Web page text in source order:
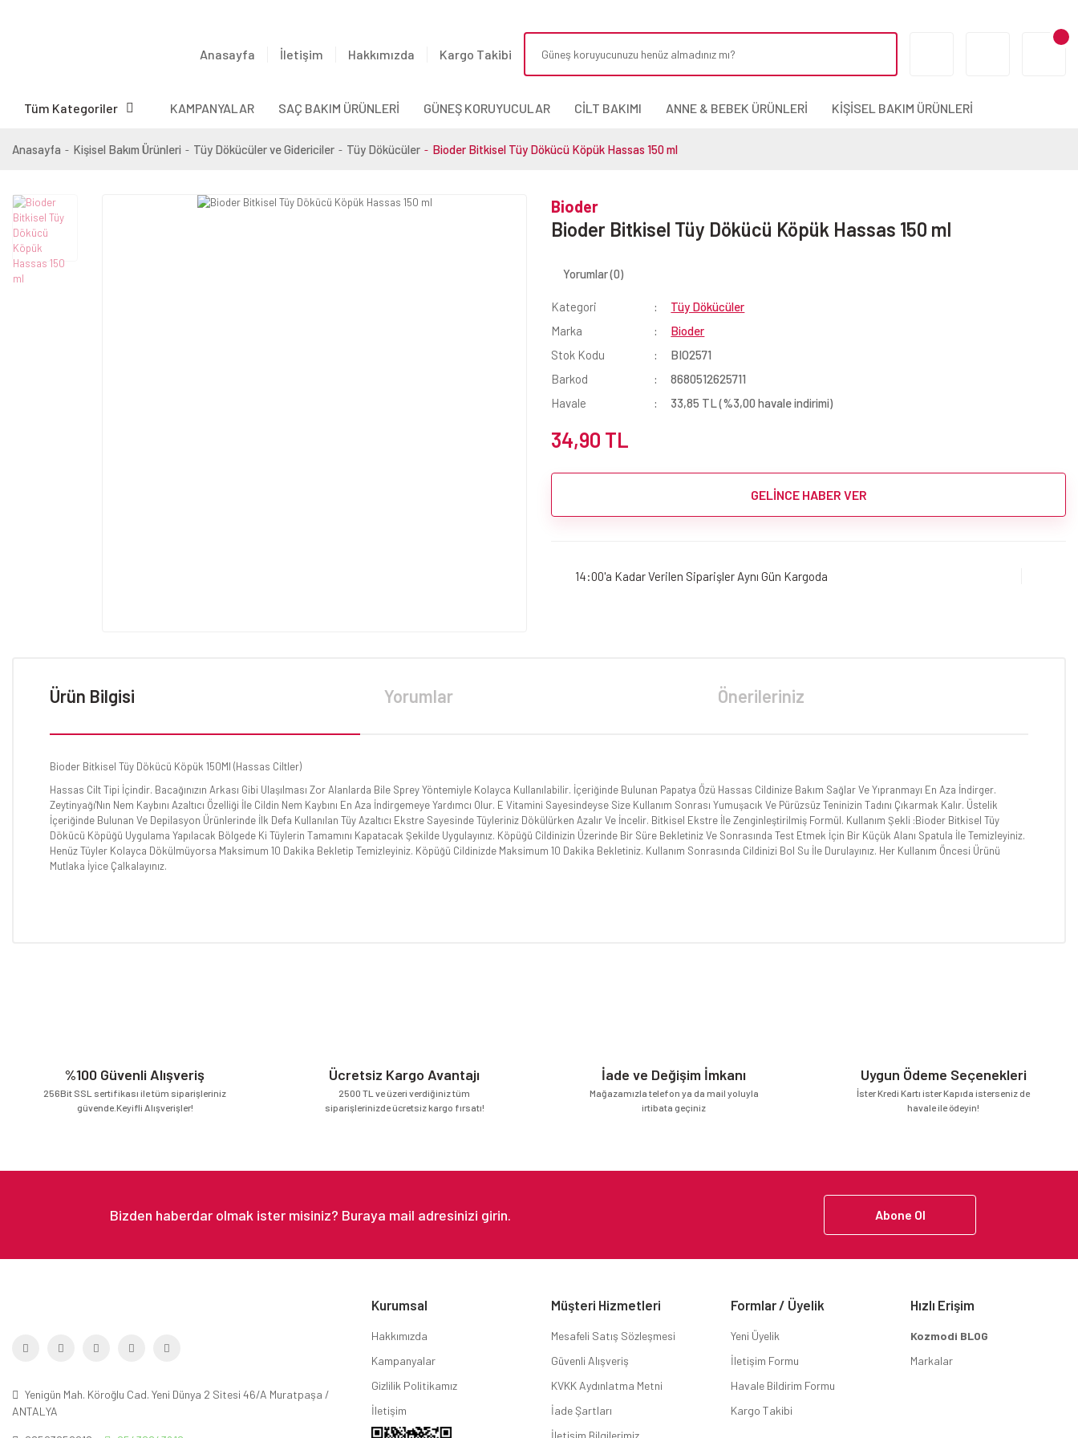
Anasayfa İletişim Hakkımızda Kargo Takibi
Tüm Kategoriler KAMPANYALAR SAÇ BAKIM ÜRÜNLERİ GÜNEŞ KORUYUCULAR CİLT BAKIMI ANNE & BEBEK ÜRÜNLERİ KİŞİSEL BAKIM ÜRÜNLERİ
Anasayfa Kişisel Bakım Ürünleri Tüy Dökücüler ve Gidericiler Tüy Dökücüler Bioder Bitkisel Tüy Dökücü Köpük Hassas 150 ml
Bioder
Bioder Bitkisel Tüy Dökücü Köpük Hassas 150 ml
Yorumlar (0)
Kategori
Tüy Dökücüler
Marka
Bioder
Stok Kodu
BIO2571
Barkod
8680512625711
Havale
33,85 TL (%3,00 havale indirimi)
34,90 TL
GELİNCE HABER VER
14:00'a Kadar Verilen Siparişler Aynı Gün Kargoda
Ürün Bilgisi Yorumlar Önerileriniz
Bioder Bitkisel Tüy Dökücü Köpük 150Ml (Hassas Ciltler)
Hassas Cilt Tipi İçindir. Bacağınızın Arkası Gibi Ulaşılması Zor Alanlarda Bile Sprey Yöntemiyle Kolayca Kullanılabilir. İçeriğinde Bulunan Papatya Özü Hassas Cildinize Bakım Sağlar Ve Yıpranmayı En Aza İndirger.
Zeytinyağı'Nın Nem Kaybını Azaltıcı Özelliği İle Cildin Nem Kaybını En Aza İndirgemeye Yardımcı Olur. E Vitamini Sayesindeyse Size Kullanım Sonrası Yumuşacık Ve Pürüzsüz Teninizin Tadını Çıkarmak Kalır. Üstelik
İçeriğinde Bulunan Ve Depilasyon Ürünlerinde İlk Defa Kullanılan Tüy Azaltıcı Ekstre Sayesinde Tüyleriniz Dökülürken Azalır Ve İncelir. Bitkisel Ekstre İle Zenginleştirilmiş Formül. Kullanım Şekli :Bioder Bitkisel Tüy
Dökücü Köpüğü Uygulama Yapılacak Bölgede Ki Tüylerin Tamamını Kapatacak Şekilde Uygulayınız. Köpüğü Cildinizin Üzerinde Bir Süre Bekletiniz Ve Sonrasında Test Etmek İçin Bir Küçük Alanı Spatula İle Temizleyiniz.
Henüz Tüyler Kolayca Dökülmüyorsa Maksimum 10 Dakika Bekletip Temizleyiniz. Köpüğü Cildinizde Maksimum 10 Dakika Bekletiniz. Kullanım Sonrasında Cildinizi Bol Su İle Durulayınız. Her Kullanım Öncesi Ürünü
Mutlaka İyice Çalkalayınız.
Bu ürüne benzer farklı alternatifler olmalı.
%100 Güvenli Alışveriş
256Bit SSL sertifikası ile tüm siparişleriniz
güvende.Keyifli Alışverişler!
Ücretsiz Kargo Avantajı
2500 TL ve üzeri verdiğiniz tüm
siparişlerinizde ücretsiz kargo fırsatı!
İade ve Değişim İmkanı
Mağazamızla telefon ya da mail yoluyla
irtibata geçiniz
Uygun Ödeme Seçenekleri
İster Kredi Kartı ister Kapıda isterseniz de
havale ile ödeyin!
Abone Ol
Yenigün Mah. Köroğlu Cad. Yeni Dünya 2 Sitesi 46/A Muratpaşa /
ANTALYA
Kurumsal
Hakkımızda
Kampanyalar
Gizlilik Politikamız
İletişim
Müşteri Hizmetleri
Mesafeli Satış Sözleşmesi
Güvenli Alışveriş
KVKK Aydınlatma Metni
İade Şartları
İletişim Bilgilerimiz
Formlar / Üyelik
Yeni Üyelik
İletişim Formu
Havale Bildirim Formu
Kargo Takibi
Hızlı Erişim
Kozmodi BLOG
Markalar